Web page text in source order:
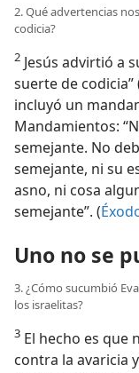
2. Qué advertencias
codicia?
2 Jesús advirtió a
suerte de codicia”
incluyó un
Mandamientos:
semejante. No
semejante, ni su
asno, ni cosa
semejante”. (
Uno no se
3. ¿Cómo sucumbió
los israelitas?
3 El hecho es que
contra la avaricia